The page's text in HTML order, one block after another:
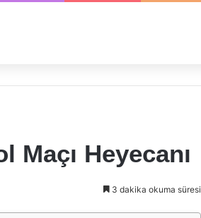
Heyecanı
3 dakika okuma süresi